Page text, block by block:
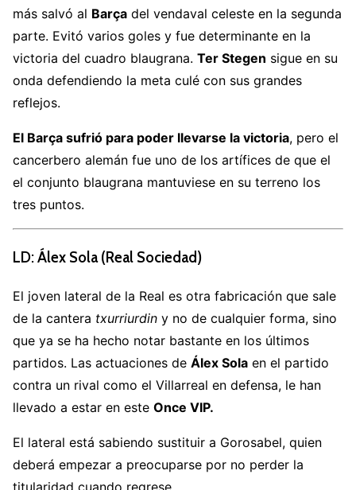
más salvó al Barça del vendaval celeste en la segunda
parte. Evitó varios goles y fue determinante en la
victoria del cuadro blaugrana. Ter Stegen sigue en su
onda defendiendo la meta culé con sus grandes
reflejos.
El Barça sufrió para poder llevarse la victoria, pero el
cancerbero alemán fue uno de los artífices de que el
el conjunto blaugrana mantuviese en su terreno los
tres puntos.
LD: Álex Sola (Real Sociedad)
El joven lateral de la Real es otra fabricación que sale
de la cantera txurriurdin y no de cualquier forma, sino
que ya se ha hecho notar bastante en los últimos
partidos. Las actuaciones de Álex Sola en el partido
contra un rival como el Villarreal en defensa, le han
llevado a estar en este Once VIP.
El lateral está sabiendo sustituir a Gorosabel, quien
deberá empezar a preocuparse por no perder la